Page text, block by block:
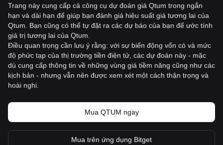
Trang này cung cấp cả công cụ dự đoán giá Qtum trong ngắn
hạn và dài hạn để giúp bạn đánh giá hiệu suất giá tương lai của
Qtum. Bạn cũng có thể tự đặt ra các dự báo của bạn để ước tính
giá trị tương lai của Qtum.
Điều quan trọng cần lưu ý rằng: với sự biến động vốn có và mức
độ phức tạp của thị trường tiền điện tử, các dự đoán này - mặc
dù cung cấp thông tin về những vùng giá tiềm năng cũng như các
kịch bản - nhưng vẫn nên được xem xét một cách thận trọng và
hoài nghi.
Mua QTUM ngay
Mua trên ứng dụng Bitget